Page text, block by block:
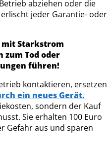
abziehen oder die
jeder Garantie- oder
Starkstrom
zum Tod oder
führen!
kontaktieren, ersetzen
ein neues Gerät.
sondern der Kauf
Sie erhalten 100 Euro
Gefahr aus und sparen